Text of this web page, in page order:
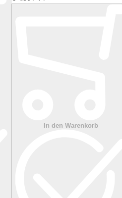
In den Warenkorb